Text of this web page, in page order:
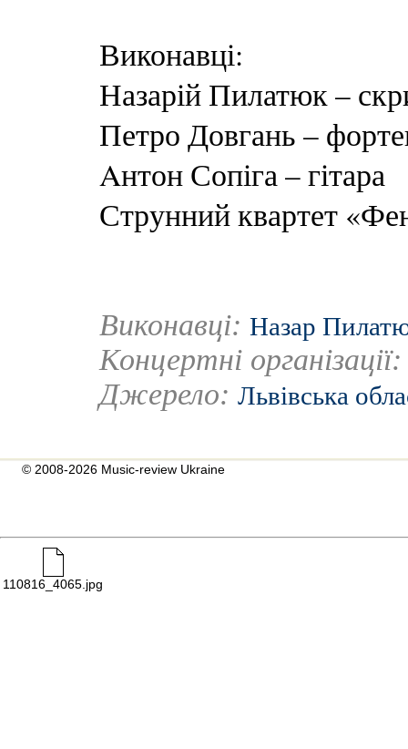
Виконавці:
Назарій Пилатюк –
Петро Довгань –
Aнтон Сопіга – гітара
Струнний квартет
Виконавці: Назар
Концертні
Джерело: Львівська
© 2008-2026 Music-review Ukraine
110816_4065.jpg